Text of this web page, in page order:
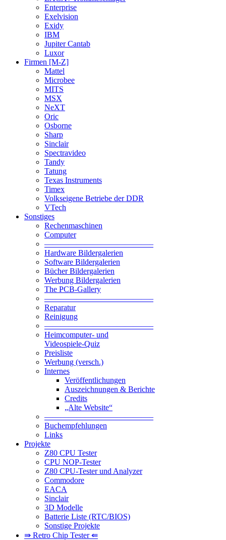
Enterprise
Exelvision
Exidy
IBM
Jupiter Cantab
Luxor
Firmen [M-Z]
Mattel
Microbee
MITS
MSX
NeXT
Oric
Osborne
Sharp
Sinclair
Spectravideo
Tandy
Tatung
Texas Instruments
Timex
Volkseigene Betriebe der DDR
VTech
Sonstiges
Rechenmaschinen
Computer
—————————————–
Hardware Bildergalerien
Software Bildergalerien
Bücher Bildergalerien
Werbung Bildergalerien
The PCB-Gallery
—————————————–
Reparatur
Reinigung
—————————————–
Heimcomputer- und
Videospiele-Quiz
Preisliste
Werbung (versch.)
Internes
Veröffentlichungen
Auszeichnungen & Berichte
Credits
„Alte Website“
—————————————–
Buchempfehlungen
Links
Projekte
Z80 CPU Tester
CPU NOP-Tester
Z80 CPU-Tester und Analyzer
Commodore
EACA
Sinclair
3D Modelle
Batterie Liste (RTC/BIOS)
Sonstige Projekte
⇛ Retro Chip Tester ⇚